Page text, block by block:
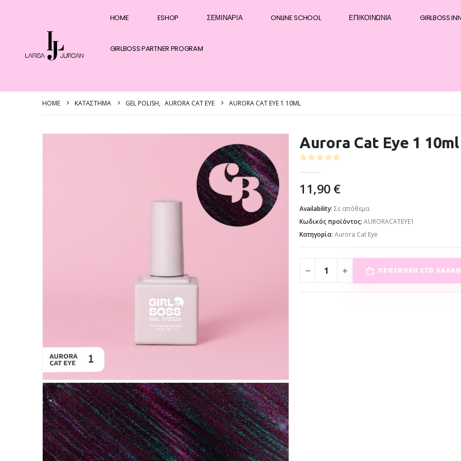
HOME ESHOP ΣΕΜΙΝΆΡΙΑ ONLINE SCHOOL ΕΠΙΚΟΙΝΩΝΊΑ GIRLBOSS
GIRLBOSS PARTNER PROGRAM
HOME ΚΑΤΆΣΤΗΜΑ GEL POLISH, AURORA CAT EYE AURORA CAT EYE 1 10ML
Aurora Cat Eye 1 10ml
11,90 €
Availability: Σε απόθεμα
Κωδικός προϊόντος: AURORACATEYE1
Κατηγορία: Aurora Cat Eye
ΠΡΟΣΘΉΚΗ ΣΤΟ